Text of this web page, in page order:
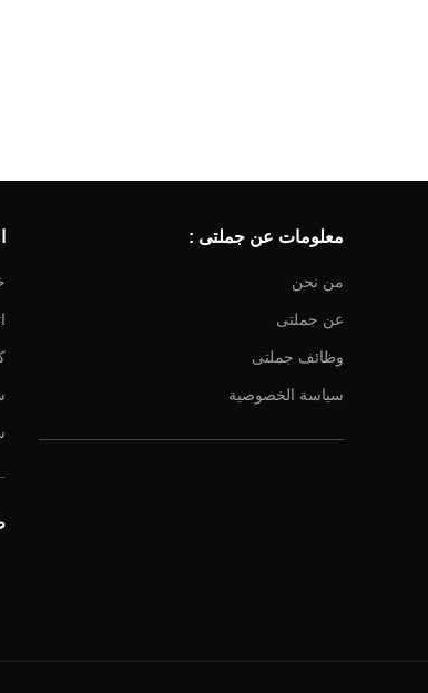
معلومات عن جملتى :
من نحن
عن جملتى
وظائف جملتى
سياسة الخصوصية